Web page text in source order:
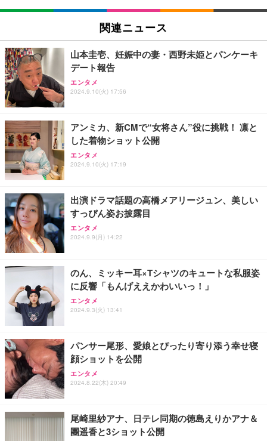
SIHOO B100 オフィスチェア／デスクチェア メッシ
ュチェア 人間工学 疲れない ブラック
￥27,999
Sezlife オフィスチェア デスクチェア 疲れない テレ
ワーク チェア 強化バックレスト 30度ロッキング機
能 人間工学 椅子 腰サポート 90度跳ね上げ式アーム
ョン PCチェア 通気性メッシュ ゲーミング/勉強/事
務用 おしゃれ パソコンチェア (ブラック)
Sezlife オフィスチェア デスクチェア 疲れない テレ
ワーク チェア 強化バックレスト 30度ロッキング機
能 人間工学 椅子 腰サポート 90度跳ね上げ式アーム
務用 おしゃれ パソコンチェア (ホワイト)
ANDWINT オフィスチェア デスクチェア 肘なし メ
ッシュ 通気性 ランバーサポート付き 腰サポート ガ
ス圧無段階昇降 360度回転 キャスター付き コンパク
EIZO ビジネス向けプレミアムモニター | FlexScan
￥109,572
【純正品】27"ゲーミングモニター DualSense 充電
フック付き（CFI-ZDM1J）
【整備済み品】Dell E2724HS 27インチ 液晶モニタ
ー フルHD（1920×1080）VA 非光沢 HDMI/DisplayP
ort/VGA スピーカー内蔵 高さ調整 スイベル VESA対
【MiniLED/24.5inch/280Hz/FHD】GRAPHT THE S
HOOTER Gaming Monitor 24” Essential ゲーミン
グモニター QD 24.5インチ 1ms FHD 量子ドット 残
Amazonベーシック ペットシーツ 厚型 ワイド 42枚
x2袋(84枚) ホワイト(吸収面:ライトブルー)
￥3,234
ネオ・ルーライフ ネオ・オムツ L 中型犬用 26枚入
り 単品
Smart Basic(スマートベーシック) 【Amazon.co.jp
限定】 Smart Basic アイリスオーヤマ ペットシーツ
超厚型 お徳用 ワイド 100枚入 (x 1) (ケース販売)
アイリスオーヤマ ペットシーツ 超厚型 お徳用 レギ
ュラー 200枚入【Amazon.co.jp限定】
関連ニュース
山本圭壱、妊娠中の妻・西野未姫とパンケーキ
デート報告
エンタメ
2024.9.10(火) 17:56
アンミカ、新CMで“女将さん”役に挑戦！ 凛と
した着物ショット公開
エンタメ
2024.9.10(火) 17:19
出演ドラマ話題の高橋メアリージュン、美しい
すっぴん姿お披露目
エンタメ
2024.9.9(月) 14:22
のん、ミッキー耳×Tシャツのキュートな私服姿
に反響「もんげええかわいいっ！」
エンタメ
2024.9.3(火) 13:41
パンサー尾形、愛娘とぴったり寄り添う幸せ寝
顔ショットを公開
エンタメ
2024.8.22(木) 20:49
尾崎里紗アナ、日テレ同期の徳島えりかアナ＆
團遥香と3ショット公開